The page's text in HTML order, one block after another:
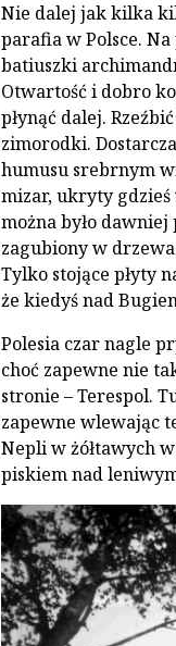
Nie dalej jak kilka
parafia w Polsce.
batiuszki
Otwartość i dobro
płynąć dalej.
zimorodki.
humusu srebrnym
mizar, ukryty
można było
zagubiony w
Tylko stojące płyty
że kiedyś nad
Polesia czar nagle
choć zapewne nie
stronie – Terespol.
zapewne wlewając
Nepli w żółtawych
piskiem nad